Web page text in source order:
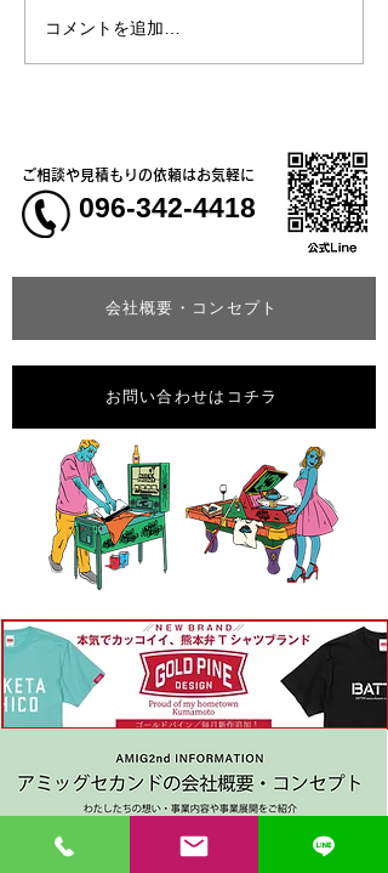
熊本地震明けの営業につ
いてのお知らせ
コメントを追加…
会社概要・コンセプト
ご相談や見積もりの依頼はお気軽に
096-342-4418
お問い合わせはコチラ